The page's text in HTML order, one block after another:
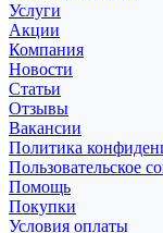
Услуги
Акции
Компания
Новости
Статьи
Отзывы
Вакансии
Политика
Пользовательское
Помощь
Покупки
Условия оплаты